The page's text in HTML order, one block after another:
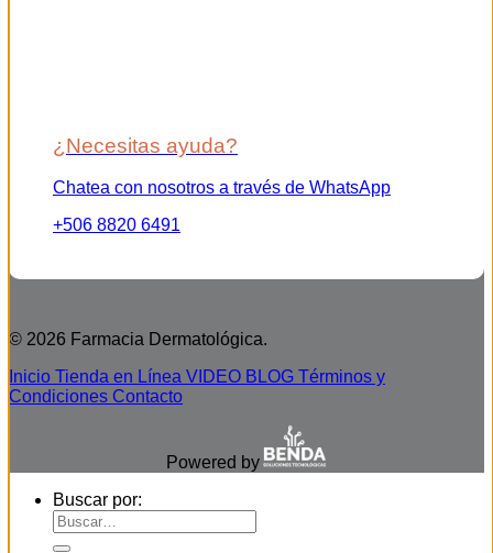
¿Necesitas ayuda?
Chatea con nosotros a través de WhatsApp
+506 8820 6491
© 2026 Farmacia Dermatológica.
Inicio Tienda en Línea VIDEO BLOG Términos y
Condiciones Contacto
Powered by
Buscar por: